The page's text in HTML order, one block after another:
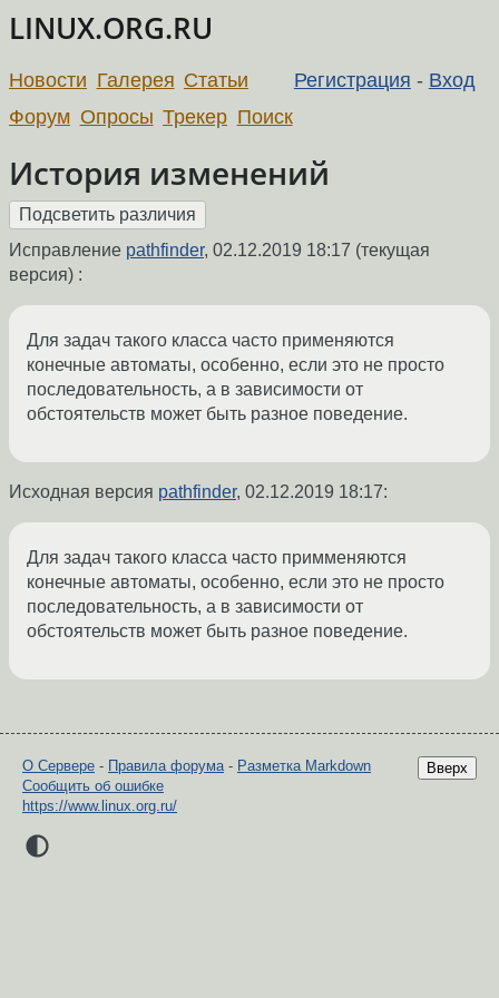
LINUX.ORG.RU
Регистрация - Вход
Новости Галерея Статьи
Форум Опросы Трекер Поиск
История изменений
Исправление pathfinder, 02.12.2019 18:17 (текущая
версия) :
Для задач такого класса часто применяются
конечные автоматы, особенно, если это не просто
последовательность, а в зависимости от
обстоятельств может быть разное поведение.
Исходная версия pathfinder, 02.12.2019 18:17:
Для задач такого класса часто примменяются
конечные автоматы, особенно, если это не просто
последовательность, а в зависимости от
обстоятельств может быть разное поведение.
Вверх
О Сервере - Правила форума- Разметка Markdown
Сообщить об ошибке
https://www.linux.org.ru/